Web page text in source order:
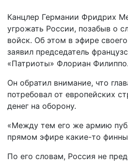
Канцлер Германии Фридрих
угрожать России, позабыв о
войск. Об этом в эфире
заявил председатель
«Патриоты» Флориан Филиппо.
Он обратил внимание, что
потребовал от европейских
денег на оборону.
«Между тем его же армию
прямом эфире какие-то
По его словам, Россия не